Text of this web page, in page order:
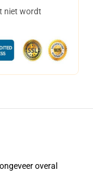
niet wordt
overal